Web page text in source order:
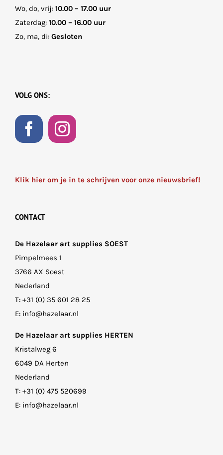
Wo, do, vrij: 10.00 – 17.00 uur
Zaterdag: 10.00 – 16.00 uur
Zo, ma, di: Gesloten
VOLG ONS:
Klik hier om je in te schrijven voor onze nieuwsbrief!
CONTACT
De Hazelaar art supplies SOEST
Pimpelmees 1
3766 AX Soest
Nederland
T: +31 (0) 35 601 28 25
E: info@hazelaar.nl
De Hazelaar art supplies HERTEN
Kristalweg 6
6049 DA Herten
Nederland
T: +31 (0) 475 520699
E: info@hazelaar.nl